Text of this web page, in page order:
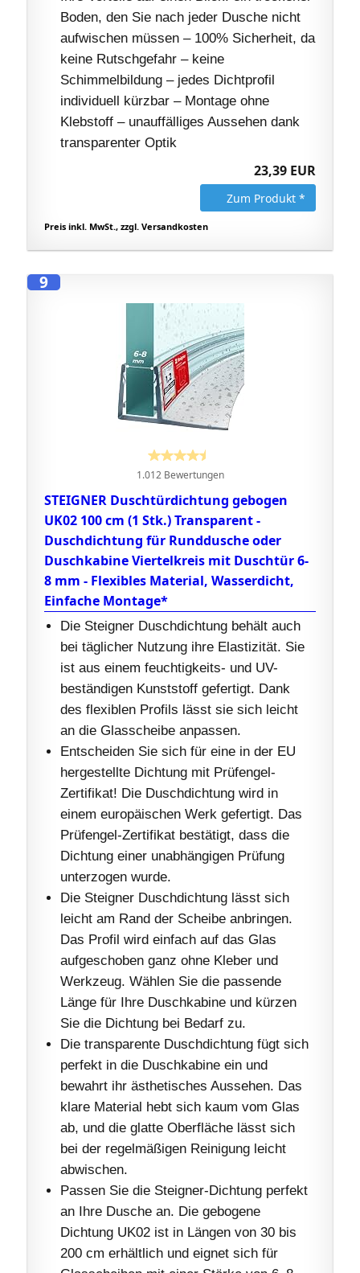
Boden, den Sie nach jeder Dusche nicht
aufwischen müssen – 100% Sicherheit, da
keine Rutschgefahr – keine
Schimmelbildung – jedes Dichtprofil
individuell kürzbar – Montage ohne
Klebstoff – unauffälliges Aussehen dank
transparenter Optik
23,39 EUR
Zum Produkt *
Preis inkl. MwSt., zzgl. Versandkosten
9
1.012 Bewertungen
STEIGNER Duschtürdichtung gebogen
UK02 100 cm (1 Stk.) Transparent -
Duschdichtung für Runddusche oder
Duschkabine Viertelkreis mit Duschtür 6-
8 mm - Flexibles Material, Wasserdicht,
Einfache Montage*
Die Steigner Duschdichtung behält auch
bei täglicher Nutzung ihre Elastizität. Sie
ist aus einem feuchtigkeits- und UV-
beständigen Kunststoff gefertigt. Dank
des flexiblen Profils lässt sie sich leicht
an die Glasscheibe anpassen.
Entscheiden Sie sich für eine in der EU
hergestellte Dichtung mit Prüfengel-
Zertifikat! Die Duschdichtung wird in
einem europäischen Werk gefertigt. Das
Prüfengel-Zertifikat bestätigt, dass die
Dichtung einer unabhängigen Prüfung
unterzogen wurde.
Die Steigner Duschdichtung lässt sich
leicht am Rand der Scheibe anbringen.
Das Profil wird einfach auf das Glas
aufgeschoben ganz ohne Kleber und
Werkzeug. Wählen Sie die passende
Länge für Ihre Duschkabine und kürzen
Sie die Dichtung bei Bedarf zu.
Die transparente Duschdichtung fügt sich
perfekt in die Duschkabine ein und
bewahrt ihr ästhetisches Aussehen. Das
klare Material hebt sich kaum vom Glas
ab, und die glatte Oberfläche lässt sich
bei der regelmäßigen Reinigung leicht
abwischen.
Passen Sie die Steigner-Dichtung perfekt
an Ihre Dusche an. Die gebogene
Dichtung UK02 ist in Längen von 30 bis
200 cm erhältlich und eignet sich für